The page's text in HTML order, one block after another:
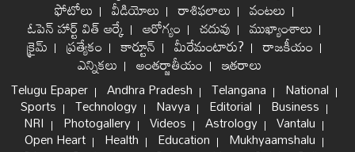
ఫోటోలు వీడియోలు రాశిఫలాలు వంటలు
ఓపెన్ హార్ట్ విత్ ఆర్కే ఆరోగ్యం చదువు ముఖ్యాంశాలు
క్రైమ్ ప్రత్యేకం కార్టూన్ మీరేమంటారు? రాజకీయం
ఎన్నికలు అంతర్జాతీయం ఇతరాలు
Telugu Epaper Andhra Pradesh Telangana National
Sports Technology Navya Editorial Business
NRI Photogallery Videos Astrology Vantalu
Open Heart Health Education Mukhyaamshalu